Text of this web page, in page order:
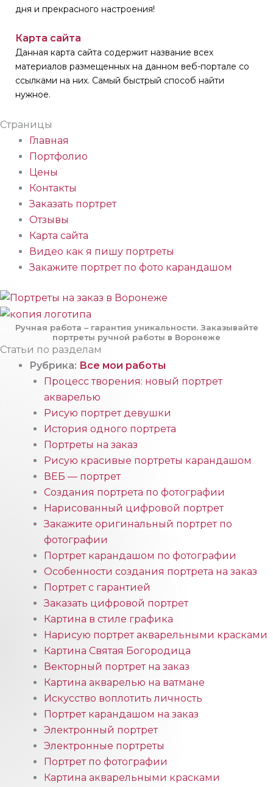
дня и прекрасного настроения!
Карта сайта
Данная карта сайта содержит название всех
материалов размещенных на данном веб-портале со
ссылками на них. Самый быстрый способ найти
нужное.
Страницы
Главная
Портфолио
Цены
Контакты
Заказать портрет
Отзывы
Карта сайта
Видео как я пишу портреты
Закажите портрет по фото карандашом
Ручная работа – гарантия уникальности. Заказывайте
портреты ручной работы в Воронеже
Статьи по разделам
Рубрика: Все мои работы
Процесс творения: новый портрет
акварелью
Рисую портрет девушки
История одного портрета
Портреты на заказ
Рисую красивые портреты карандашом
ВЕБ — портрет
Создания портрета по фотографии
Нарисованный цифровой портрет
Закажите оригинальный портрет по
фотографии
Портрет карандашом по фотографии
Особенности создания портрета на заказ
Портрет с гарантией
Заказать цифровой портрет
Картина в стиле графика
Нарисую портрет акварельными красками
Картина Святая Богородица
Векторный портрет на заказ
Картина акварелью на ватмане
Искусство воплотить личность
Портрет карандашом на заказ
Электронный портрет
Электронные портреты
Портрет по фотографии
Картина акварельными красками